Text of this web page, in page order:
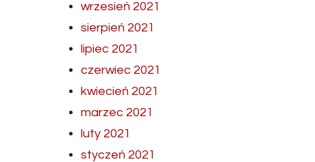
wrzesień 2021
sierpień 2021
lipiec 2021
czerwiec 2021
kwiecień 2021
marzec 2021
luty 2021
styczeń 2021